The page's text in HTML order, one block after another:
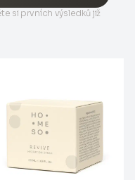
si prvních výsledků již